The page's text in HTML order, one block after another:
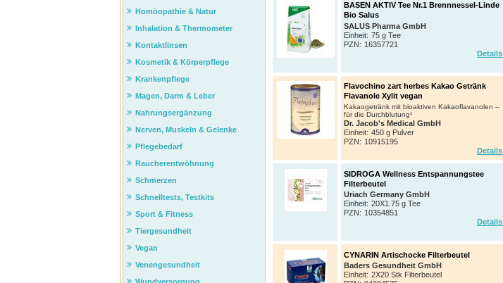
BASEN AKTIV Tee Nr.1 Brennnessel-Linde
Bio Salus
SALUS Pharma GmbH
Einheit: 75 g Tee
PZN: 16357721
Details
Flavochino zart herbes Kakao Getränk
Flavanole Xylit vegan
Kakaogetränk mit bioaktiven Kakaoflavanolen –
für die Durchblutung¹
Dr. Jacob's Medical GmbH
Einheit: 450 g Pulver
PZN: 10915195
Details
SIDROGA Wellness Entspannungstee
Filterbeutel
Uriach Germany GmbH
Einheit: 20X1.75 g Tee
PZN : 10354851
Details
CYNARIN Artischocke Filterbeutel
Baders Gesundheit GmbH
Einheit: 2X20 Stk Filterbeutel
Homöopathie & Natur
Inhalation & Thermometer
Kontaktlinsen
Kosmetik & Körperpflege
Krankenpflege
Magen, Darm & Leber
Nahrungsergänzung
Nerven, Muskeln & Gelenke
Pflegebedarf
Raucherentwöhnung
Schmerzen
Schnelltests, Testkits
Sport & Fitness
Tiergesundheit
Vegan
Venengesundheit